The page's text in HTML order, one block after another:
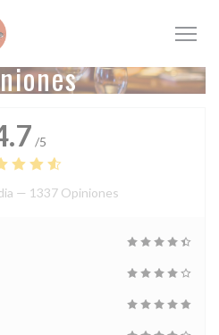
de cookies
/5
— 1337 Opiniones